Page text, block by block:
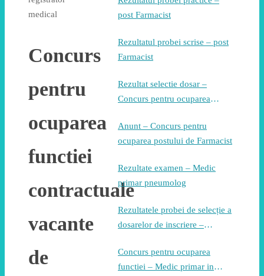
medical
Concurs
pentru
ocuparea
functiei
contractuale
vacante
de
post Farmacist
Rezultatul probei scrise – post
Farmacist
Rezultat selectie dosar –
Concurs pentru ocuparea
Anunt – Concurs pentru
ocuparea postului de Farmacist
Rezultate examen – Medic
primar pneumolog
Rezultatele probei de selecție a
dosarelor de inscriere –
postului de medic pneumolog
Concurs pentru ocuparea
functiei – Medic primar in